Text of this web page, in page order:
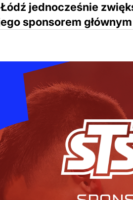
jednocześnie
sponsorem